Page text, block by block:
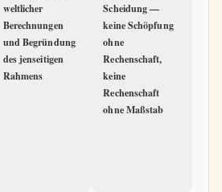
weltlicher
Berechnungen
und Begründung
des jenseitigen
Rahmens
Scheidung —
keine Schöpfung
ohne
Rechenschaft,
keine
Rechenschaft
ohne Maßstab